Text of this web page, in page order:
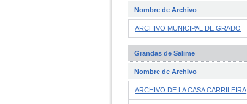
Nombre de Archivo
ARCHIVO MUNICIPAL DE GRADO
Grandas de Salime
Nombre de Archivo
ARCHIVO DE LA CASA CARRILEIRA